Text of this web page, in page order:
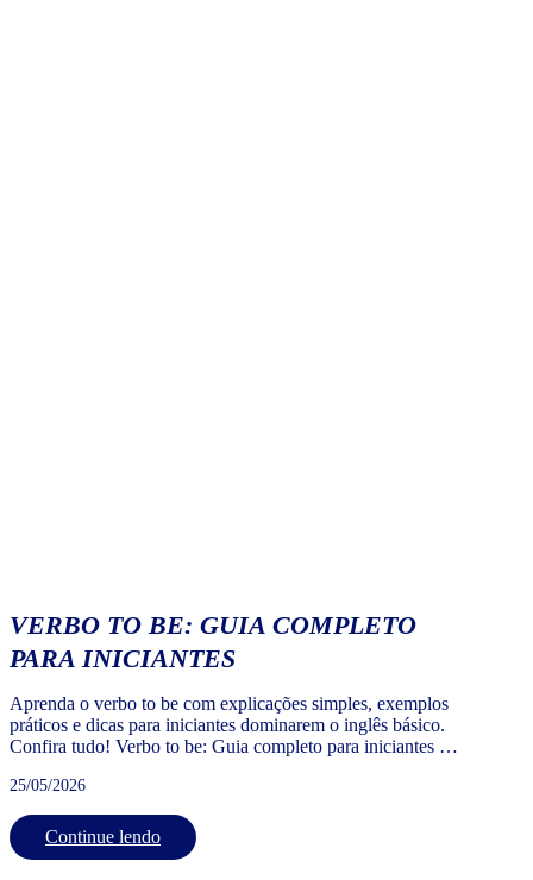
VERBO TO BE: GUIA COMPLETO
PARA INICIANTES
Aprenda o verbo to be com explicações simples, exemplos
práticos e dicas para iniciantes dominarem o inglês básico.
Confira tudo! Verbo to be: Guia completo para iniciantes O
inglesa. Quem está começando a estudar inglês precisa
dominar o verbo to be logo […]
25/05/2026
Continue lendo